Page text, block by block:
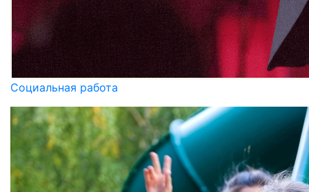
Социальная работа